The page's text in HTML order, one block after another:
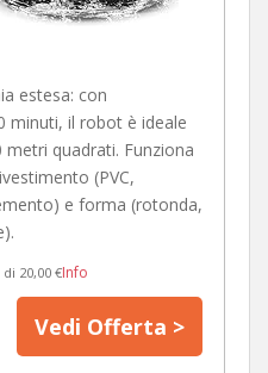
estesa: con
minuti, il robot è ideale
quadrati. Funziona
(PVC,
e forma (rotonda,
20,00 €Info
Vedi Offerta >